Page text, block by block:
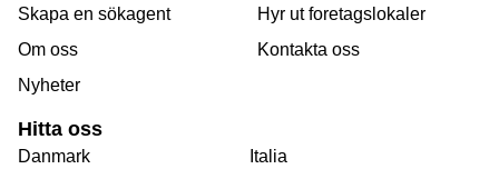
Skapa en sökagent
Om oss
Nyheter
Hyr ut foretagslokaler
Kontakta oss
Hitta oss
Danmark
Italia